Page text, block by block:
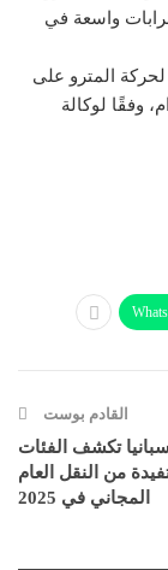
واسعة في
المترو على
توقف 4 خطوط ترام، وفقًا لوكالة
القادم بوست
إسبانيا تكشف الفئات
من النقل العام
المجاني في 2025